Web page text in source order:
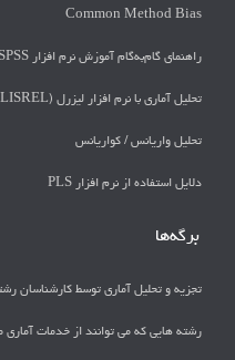
Common Method Bias
راهنمای گام‌به‌گام آموزش نرم افزار SPSS برای تحلیل داده
تحلیل آماری با نرم افزار لیزرل (LISREL)
تحليل واريانس / كواريانس
دلايل استفاده از نرم افزار PLS
برگه‌ها
تجزیه و تحلیل آماری توسط کارشناسان
رشته هایی که می توانند از خدمات آماری